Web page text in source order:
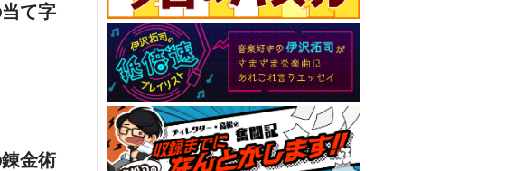
て字
金術